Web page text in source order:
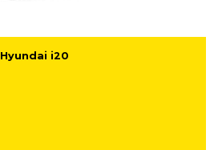
Hyundai i20